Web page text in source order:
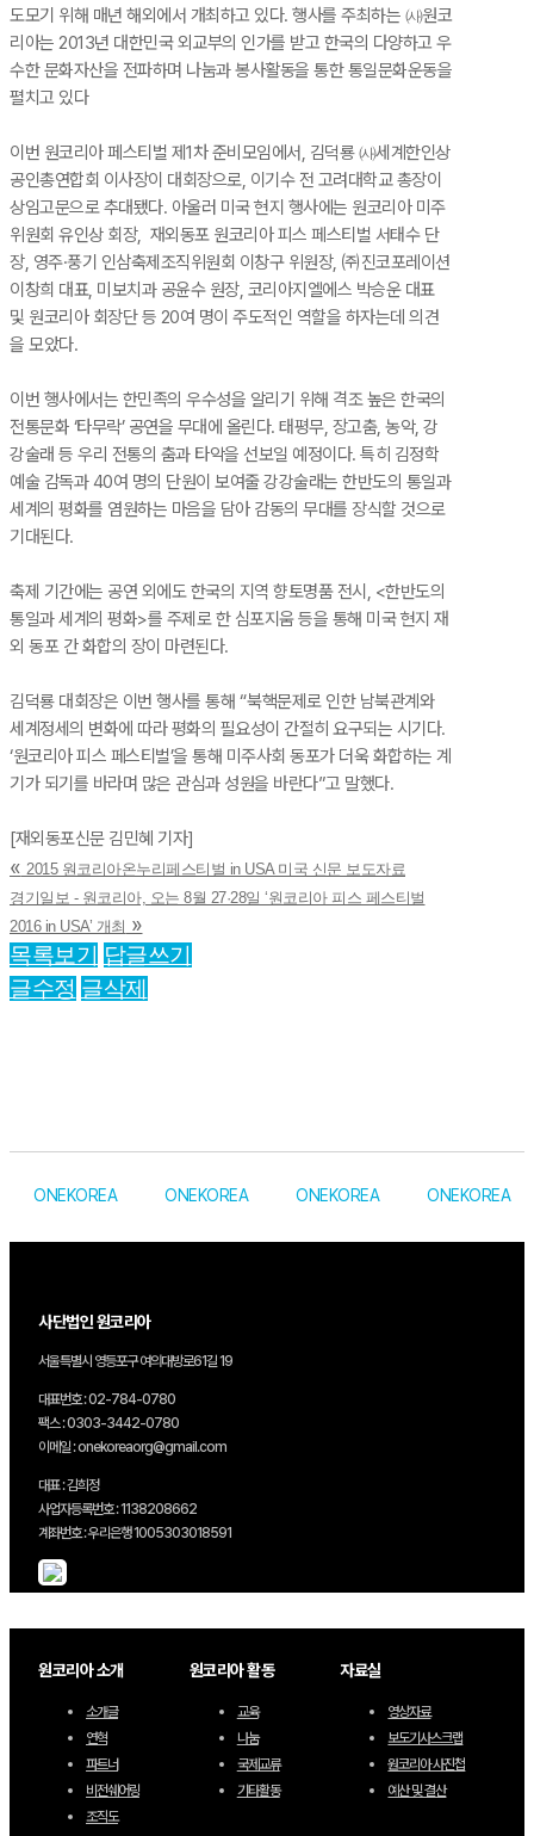
도모기 위해 매년 해외에서 개최하고 있다. 행사를 주최하는 ㈔원코
리아는 2013년 대한민국 외교부의 인가를 받고 한국의 다양하고 우
수한 문화자산을 전파하며 나눔과 봉사활동을 통한 통일문화운동을
펼치고 있다
이번 원코리아 페스티벌 제1차 준비모임에서, 김덕룡 ㈔세계한인상
공인총연합회 이사장이 대회장으로, 이기수 전 고려대학교 총장이
상임고문으로 추대됐다. 아울러 미국 현지 행사에는 원코리아 미주
위원회 유인상 회장, 재외동포 원코리아 피스 페스티벌 서태수 단
장, 영주·풍기 인삼축제조직위원회 이창구 위원장, ㈜진코포레이션
이창희 대표, 미보치과 공윤수 원장, 코리아지엘에스 박승운 대표
및 원코리아 회장단 등 20여 명이 주도적인 역할을 하자는데 의견
을 모았다.
이번 행사에서는 한민족의 우수성을 알리기 위해 격조 높은 한국의
전통문화 ‘타무락’ 공연을 무대에 올린다. 태평무, 장고춤, 농악, 강
강술래 등 우리 전통의 춤과 타악을 선보일 예정이다. 특히 김정학
예술 감독과 40여 명의 단원이 보여줄 강강술래는 한반도의 통일과
세계의 평화를 염원하는 마음을 담아 감동의 무대를 장식할 것으로
기대된다.
축제 기간에는 공연 외에도 한국의 지역 향토명품 전시, <한반도의
통일과 세계의 평화>를 주제로 한 심포지움 등을 통해 미국 현지 재
외 동포 간 화합의 장이 마련된다.
김덕룡 대회장은 이번 행사를 통해 “북핵문제로 인한 남북관계와
세계정세의 변화에 따라 평화의 필요성이 간절히 요구되는 시기다.
‘원코리아 피스 페스티벌’을 통해 미주사회 동포가 더욱 화합하는 계
기가 되기를 바라며 많은 관심과 성원을 바란다”고 말했다.
[재외동포신문 김민혜 기자]
« 2015 원코리아온누리페스티벌 in USA 미국 신문 보도자료
경기일보 - 원코리아, 오는 8월 27·28일 ‘원코리아 피스 페스티벌
2016 in USA’ 개최 »
목록보기 답글쓰기
글수정 글삭제
ONEKOREA ONEKOREA ONEKOREA ONEKOREA
사단법인 원코리아
서울특별시 영등포구 여의대방로61길 19
대표번호 : 02-784-0780
팩스 : 0303-3442-0780
이메일 : onekoreaorg@gmail.com
대표 : 김희정
사업자등록번호 : 1138208662
계좌번호 : 우리은행 1005303018591
원코리아 소개
소개글
연혁
파트너
비전쉐어링
조직도
원코리아 활동
교육
나눔
국제교류
기타활동
자료실
영상자료
보도기사스크랩
원코리아 사진첩
예산 및 결산